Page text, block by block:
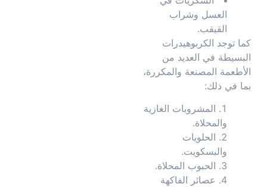
العسل وشراب
القيقب.
كما توجد الكربوهيدرات
البسيطة في العديد من
الأطعمة المصنعة والمكررة،
بما في ذلك:
المشروبات الغازية
والمحلاة.
الحلويات
والبسكويت.
الحبوب المحلاة.
عصائر الفاكهة